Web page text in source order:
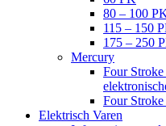
80 – 100
115 – 150
175 – 250
Mercury
Four
Four
Elektrisch Varen